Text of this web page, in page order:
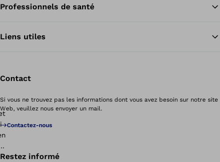
Professionnels de santé
Liens utiles
Contact
Si vous ne trouvez pas les informations dont vous avez besoin sur notre site
Web, veuillez nous envoyer un mail.
Contactez-nous
Restez informé